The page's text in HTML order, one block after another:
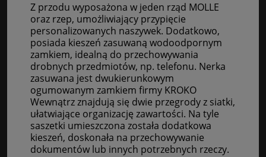
Z przodu wyposażona w jeden rząd MOLLE
oraz rzep, umożliwiający przypięcie
personalizowanych naszywek. Dodatkowo,
posiada kieszeń zasuwaną wodoodpornym
zamkiem, idealną do przechowywania
drobnych przedmiotów, np. telefonu. Nerka
zasuwana jest dwukierunkowym
ogumowanym zamkiem firmy KROKO
Wewnątrz znajdują się dwie przegrody z siatki,
ułatwiające organizację zawartości. Na tyle
saszetki umieszczona została dodatkowa
kieszeń, doskonała na przechowywanie
dokumentów lub innych potrzebnych rzeczy.